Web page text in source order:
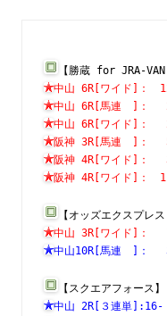
【勝蔵 for JRA-
中山 6R[ワイド
中山 6R[馬連
中山 6R[ワイ
阪神 3R[馬連
阪神 4R[ワイ
阪神 4R[ワイ
【オッズエクスプ
中山 3R[ワイ
中山10R[馬連　]：
【スクエアフォース】
中山 2R[３連